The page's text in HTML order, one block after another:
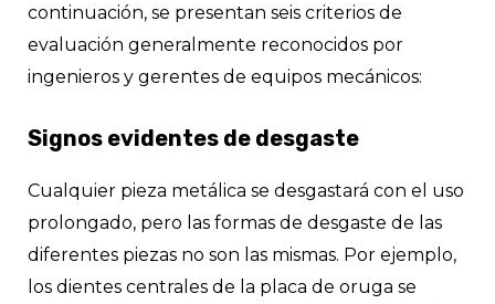
continuación, se presentan seis criterios de
evaluación generalmente reconocidos por
ingenieros y gerentes de equipos mecánicos:
Signos evidentes de desgaste
Cualquier pieza metálica se desgastará con el uso
prolongado, pero las formas de desgaste de las
diferentes piezas no son las mismas. Por ejemplo,
los dientes centrales de la placa de oruga se